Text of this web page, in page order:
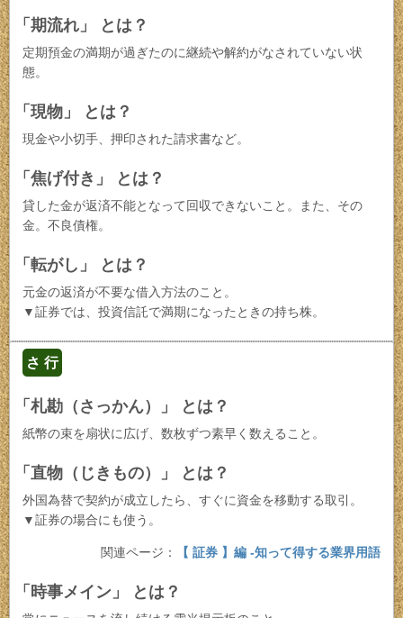
「期流れ」 とは？
定期預金の満期が過ぎたのに継続や解約がなされていない状
態。
「現物」 とは？
現金や小切手、押印された請求書など。
「焦げ付き」 とは？
貸した金が返済不能となって回収できないこと。また、その
金。不良債権。
「転がし」 とは？
元金の返済が不要な借入方法のこと。
▼証券では、投資信託で満期になったときの持ち株。
さ 行
「札勘（さっかん）」 とは？
紙幣の束を扇状に広げ、数枚ずつ素早く数えること。
「直物（じきもの）」 とは？
外国為替で契約が成立したら、すぐに資金を移動する取引。
▼証券の場合にも使う。
関連ページ： 【 証券 】編 -知って得する業界用語
「時事メイン」 とは？